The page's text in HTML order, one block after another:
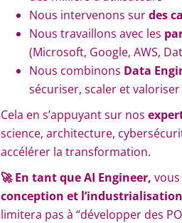
Nous intervenons surdes
Nous travaillons avec les
(Microsoft, Google, AWS,
Nous combinons Data
sécuriser, scaler et
Cela en s’appuyant sur nos
science, architecture,
accélérer la transformation.
🚀 En tant que AI Engineer,
conception et l’industrialisation
limitera pas à “développer des